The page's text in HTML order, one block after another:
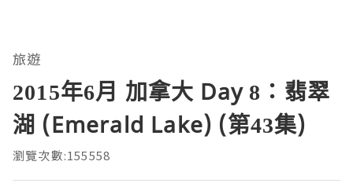
旅遊
2015年6月 加拿大 Day 8：翡翠
湖 (Emerald Lake) (第43集)
瀏覽次數:155558